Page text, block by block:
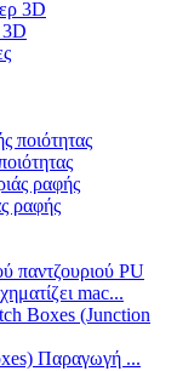
3D
ραφής
mac...
Παραγωγή ...